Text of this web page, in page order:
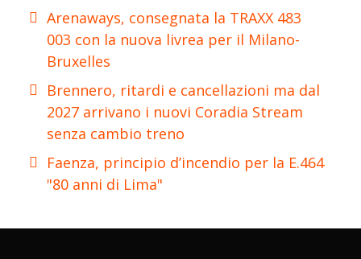
Arenaways, consegnata la TRAXX 483
003 con la nuova livrea per il Milano-
Bruxelles
Brennero, ritardi e cancellazioni ma dal
2027 arrivano i nuovi Coradia Stream
senza cambio treno
Faenza, principio d’incendio per la E.464
"80 anni di Lima"